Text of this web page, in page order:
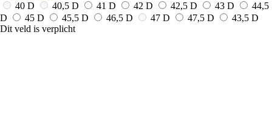
40 D
40,5 D 41 D 42 D 42,5 D 43 D
44,5
D
45 D 45,5 D 46,5 D 47 D 47,5 D
43,5 D
Dit veld is verplicht